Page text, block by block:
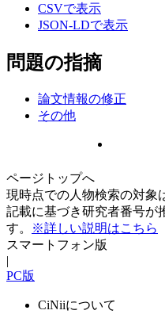
CSVで表示
JSON-LDで表示
問題の指摘
論文情報の修正
その他
ページトップへ
現時点での人物検索の対象
記載に基づき研究者番号が
す。
※詳しい説明はこちら
スマートフォン版
|
PC版
CiNiiについて